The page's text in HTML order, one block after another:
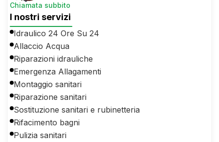
Chiamata subbito
I nostri servizi
Idraulico 24 Ore Su 24
Allaccio Acqua
Riparazioni idrauliche
Emergenza Allagamenti
Montaggio sanitari
Riparazione sanitari
Sostituzione sanitari e rubinetteria
Rifacimento bagni
Pulizia sanitari